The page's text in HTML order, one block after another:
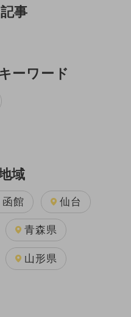
事
ーワード
域
函館 仙台
青森県
山形県